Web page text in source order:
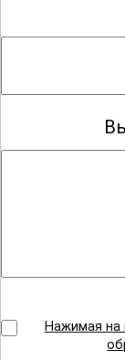
Нажимая на